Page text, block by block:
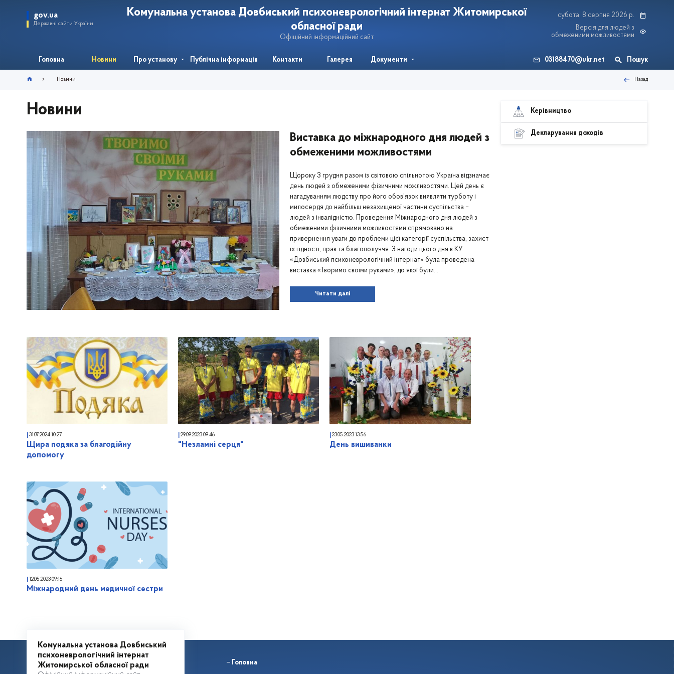
gov.ua
Державні сайти України
Комунальна установа Довбиський психоневрологічний інтернат Житомирської
обласної ради
Офіційний інформаційний сайт
субота, 8 серпня 2026 р.
Версія для людей з
обмеженими можливостями
Головна Новини Про установу Публічна інформація Контакти Галерея Документи 03188470@ukr.net Пошук
Новини Назад
Новини
Виставка до міжнародного дня людей з
обмеженими можливостями
Щороку 3 грудня разом із світовою спільнотою Україна відзначає
день людей з обмеженими фізичними можливостями. Цей день є
нагадуванням людству про його обов’язок виявляти турботу і
милосердя до найбільш незахищеної частини суспільства –
людей з інвалідністю. Проведення Міжнародного дня людей з
обмеженими фізичними можливостями спрямовано на
привернення уваги до проблеми цієї категорії суспільства, захист
їх гідності, прав та благополуччя. З нагоди цього дня в КУ
«Довбиський психоневрологічний інтернат» була проведена
виставка «Творимо своїми руками», до якої були…
Читати далі
31.07.2024 10:27
Щира подяка за благодійну
допомогу
29.09.202309:46
"Незламні серця"
23.05.2023 13:56
День вишиванки
12.05.2023 09:16
Міжнародний день медичної сестри
Керівництво
Декларування доходів
Комунальна установа Довбиський
психоневрологічний інтернат
Житомирської обласної ради
Головна